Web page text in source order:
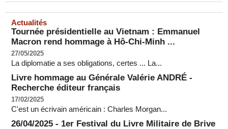
Actualités
Tournée présidentielle au Vietnam : Emmanuel
Macron rend hommage à Hô-Chi-Minh ...
27/05/2025
La diplomatie a ses obligations, certes ... La...
Livre hommage au Générale Valérie ANDRÉ -
Recherche éditeur français
17/02/2025
C'est un écrivain américain : Charles Morgan...
26/04/2025 - 1er Festival du Livre Militaire de Brive